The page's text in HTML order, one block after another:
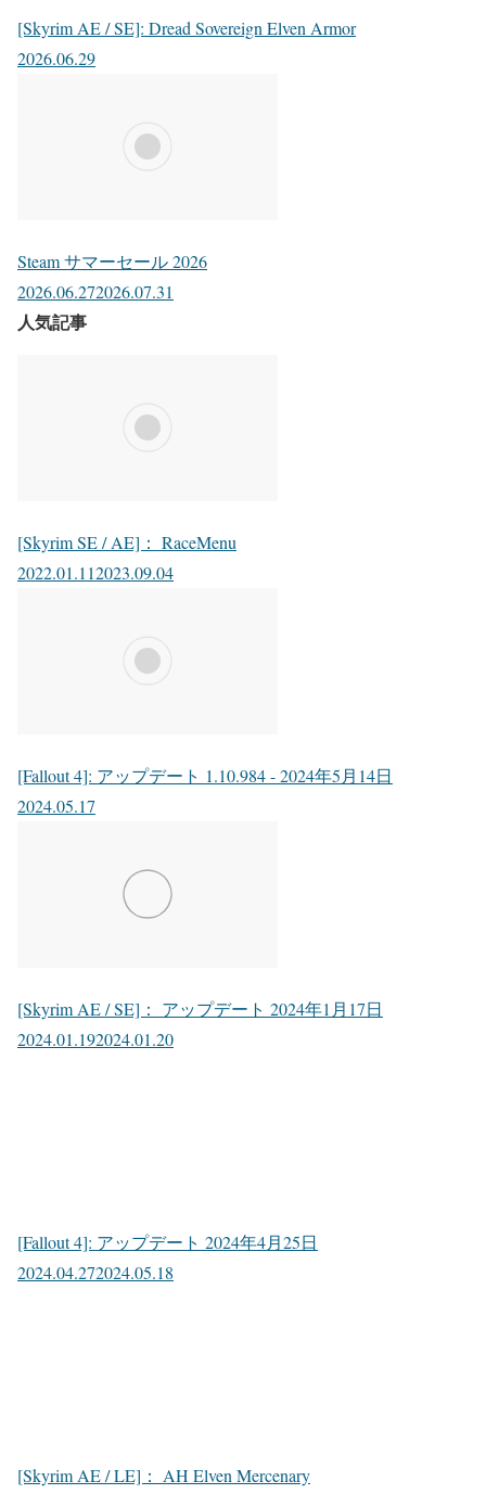
[Skyrim AE / SE]: Dread Sovereign Elven Armor
2026.06.29
Steam サマーセール 2026
2026.06.272026.07.31
人気記事
[Skyrim SE / AE]： RaceMenu
2022.01.112023.09.04
[Fallout 4]: アップデート 1.10.984 - 2024年5月14日
2024.05.17
[Skyrim AE / SE]： アップデート 2024年1月17日
2024.01.192024.01.20
[Fallout 4]: アップデート 2024年4月25日
2024.04.272024.05.18
[Skyrim AE / LE]： AH Elven Mercenary